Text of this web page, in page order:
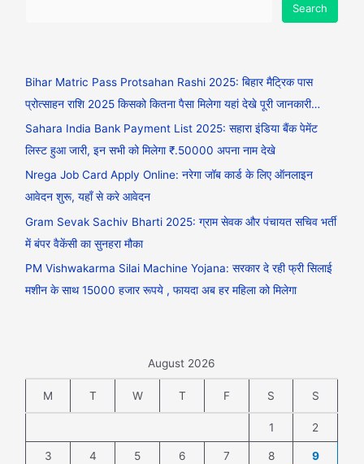
Search
Bihar Matric Pass Protsahan Rashi 2025: बिहार मैट्रिक पास
प्रोत्साहन राशि 2025 किसको कितना पैसा मिलेगा यहां देखे पूरी जानकारी…
Sahara India Bank Payment List 2025: सहारा इंडिया बैंक पेमेंट
लिस्ट हुआ जारी, इन सभी को मिलेगा ₹.50000 अपना नाम देखे
Nrega Job Card Apply Online: नरेगा जॉब कार्ड के लिए ऑनलाइन
आवेदन शुरू, यहाँ से करे आवेदन
Gram Sevak Sachiv Bharti 2025: ग्राम सेवक और पंचायत सचिव भर्ती
में बंपर वैकेंसी का सुनहरा मौका
PM Vishwakarma Silai Machine Yojana: सरकार दे रही फ्री सिलाई
मशीन के साथ 15000 हजार रूपये , फायदा अब हर महिला को मिलेगा
August 2026
M T W T F S S
1 2
3 4 5 6 7 8 9